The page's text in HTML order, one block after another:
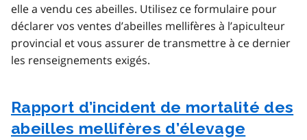
elle a vendu ces abeilles. Utilisez ce formulaire pour
déclarer vos ventes d’abeilles mellifères à l’apiculteur
provincial et vous assurer de transmettre à ce dernier
les renseignements exigés.
Rapport d’incident de mortalité des
abeilles mellifères d’élevage